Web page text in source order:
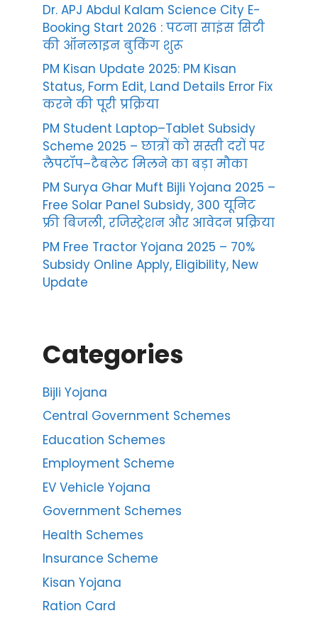
Dr. APJ Abdul Kalam Science City E-
Booking Start 2026 : पटना साइंस सिटी
की ऑनलाइन बुकिंग शुरू
PM Kisan Update 2025: PM Kisan
Status, Form Edit, Land Details Error Fix
करने की पूरी प्रक्रिया
PM Student Laptop–Tablet Subsidy
Scheme 2025 – छात्रों को सस्ती दरों पर
लैपटॉप–टैबलेट मिलने का बड़ा मौका
PM Surya Ghar Muft Bijli Yojana 2025 –
Free Solar Panel Subsidy, 300 यूनिट
फ्री बिजली, रजिस्ट्रेशन और आवेदन प्रक्रिया
PM Free Tractor Yojana 2025 – 70%
Subsidy Online Apply, Eligibility, New
Update
Categories
Bijli Yojana
Central Government Schemes
Education Schemes
Employment Scheme
EV Vehicle Yojana
Government Schemes
Health Schemes
Insurance Scheme
Kisan Yojana
Ration Card